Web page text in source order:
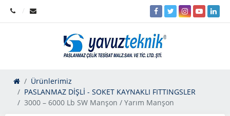
Ürünlerimiz
PASLANMAZ DİŞLİ - SOKET KAYNAKLI FITTINGSLER
3000 – 6000 Lb SW Manşon / Yarım Manşon